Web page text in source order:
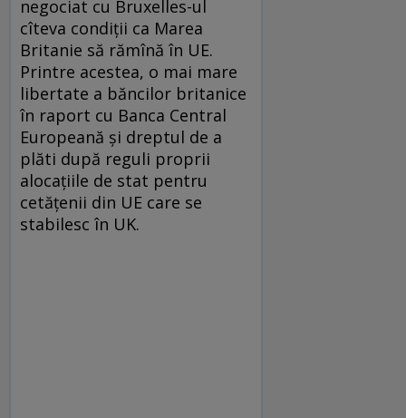
negociat cu Bruxelles-ul
cîteva condiţii ca Marea
Britanie să rămînă în UE.
Printre acestea, o mai mare
libertate a băncilor britanice
în raport cu Banca Central
Europeană şi dreptul de a
plăti după reguli proprii
alocaţiile de stat pentru
cetăţenii din UE care se
stabilesc în UK.